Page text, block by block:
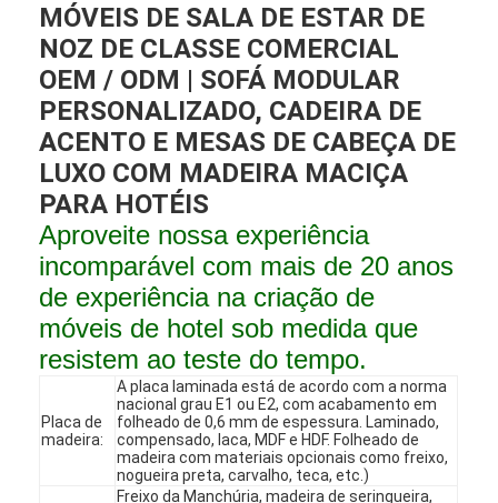
MÓVEIS DE SALA DE ESTAR DE
NOZ DE CLASSE COMERCIAL
OEM / ODM | SOFÁ MODULAR
PERSONALIZADO, CADEIRA DE
ACENTO E MESAS DE CABEÇA DE
LUXO COM MADEIRA MACIÇA
PARA HOTÉIS
Aproveite nossa experiência
incomparável com mais de 20 anos
de experiência na criação de
móveis de hotel sob medida que
resistem ao teste do tempo.
Placa de
madeira:
A placa laminada está de acordo com a norma
nacional grau E1 ou E2, com acabamento em
folheado de 0,6 mm de espessura. Laminado,
compensado, laca, MDF e HDF. Folheado de
madeira com materiais opcionais como freixo,
nogueira preta, carvalho, teca, etc.)
Freixo da Manchúria, madeira de seringueira,